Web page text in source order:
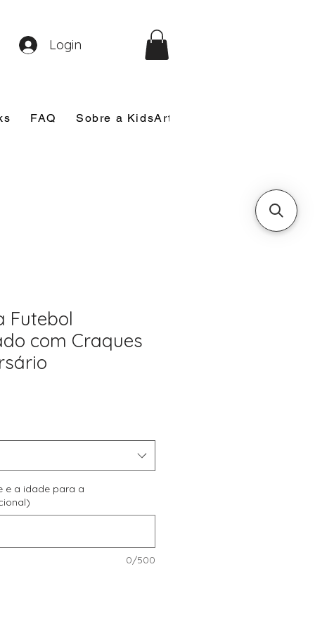
FAQ Sobre a KidsArt
Login
Futebol
com Craques
Preço
e a idade para a
0/500